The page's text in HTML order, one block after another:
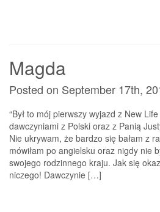
Magda
Posted on September 17th,
“Był to mój pierwszy wyjazd z New
dawczyniami z Polski oraz z Panią
Nie ukrywam, że bardzo się bałam z
mówiłam po angielsku oraz nigdy nie
swojego rodzinnego kraju. Jak się
niczego! Dawczynie […]